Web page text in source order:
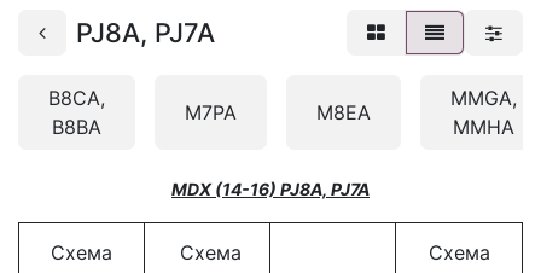
PJ8A, PJ7A
B8CA,
B8BA
M7PA M8EA
MMGA,
MMHA
MDX (14-16) PJ8A, PJ7A
Схема
Схема
Схема